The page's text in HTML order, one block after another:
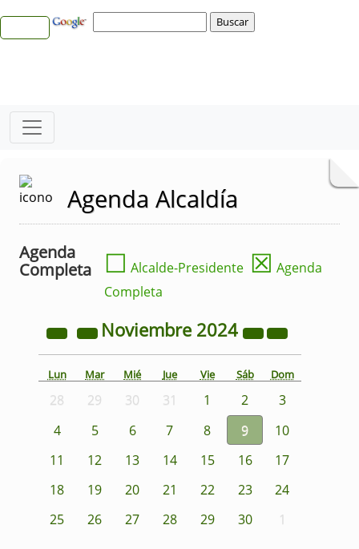
Agenda Alcaldía
Agenda
Completa
☐ Alcalde-Presidente ☒ Agenda
Completa
Noviembre 2024
Lun Mar Mié Jue Vie Sáb Dom
28 29 30 31 1 2
3
4
5 6 7 8 9
10
11
12 13 14 15 16
17
18
19 20 21 22 23
24
25
26 27 28 29 30 1